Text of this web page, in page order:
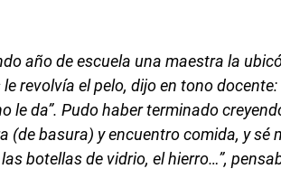
año de escuela una maestra la
revolvía el pelo, dijo en tono
le da”. Pudo haber terminado
(de basura) y encuentro comida, y sé
botellas de vidrio, el hierro…”,